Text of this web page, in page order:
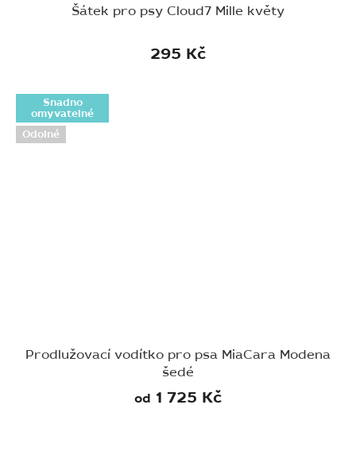
Šátek pro psy Cloud7 Mille květy
295 Kč
Snadno
omyvatelné
Odolné
Prodlužovací vodítko pro psa MiaCara Modena
šedé
od 1 725 Kč